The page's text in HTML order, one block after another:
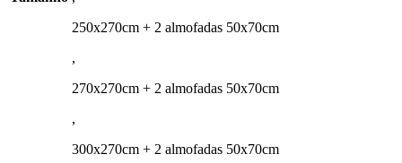
250x270cm + 2 almofadas 50x70cm
,
270x270cm + 2 almofadas 50x70cm
,
300x270cm + 2 almofadas 50x70cm